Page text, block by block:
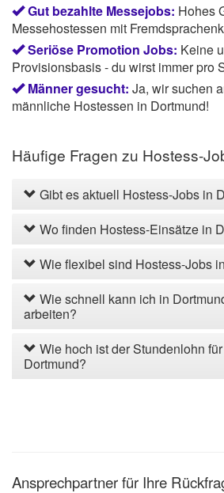
Gut bezahlte Messejobs: Hohes
Messehostessen mit
Seriöse Promotion Jobs: Keine
Provisionsbasis - du wirst immer pro
Männer gesucht: Ja, wir suchen
männliche Hostessen in Dortmund!
Häufige Fragen zu Hostess-
Gibt es aktuell Hostess-Jobs in
Wo finden Hostess-Einsätze in
Wie flexibel sind Hostess-Jobs
Wie schnell kann ich in
arbeiten?
Wie hoch ist der Stundenlohn
Dortmund?
Ansprechpartner für Ihre